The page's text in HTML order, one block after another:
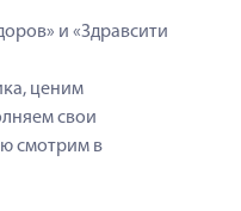
и «Здравсити
ценим
свои
смотрим в